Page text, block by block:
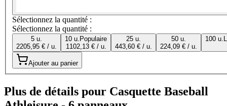
Sélectionnez la quantité :
Sélectionnez la quantité :
5 u.
2205,95 € / u.
10 u. Populaire
1102,13 € / u.
25 u.
443,60 € / u.
50 u.
224,09 € / u.
100 u.
Ajouter au panier
Plus de détails pour Casquette Baseball